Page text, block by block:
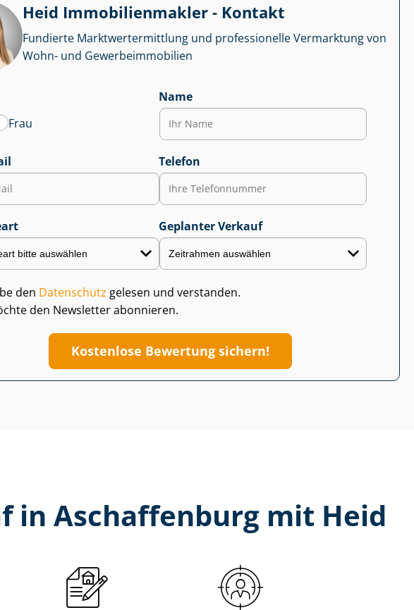
Heid Im­mo­bi­li­en­mak­ler - Kontakt
Fundierte Markt­wert­ermitt­lung und professionelle Vermarktung von
Wohn- und Ge­wer­be­im­mo­bi­li­en
Frau
Name
Telefon
Geplanter Verkauf
den Datenschutz gelesen und verstanden.
den Newsletter abonnieren.
Kostenlose Bewertung sichern!
in Aschaffenburg mit Heid